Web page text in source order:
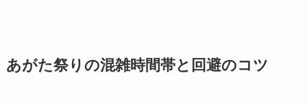
あがた祭りの混雑時間帯と回避のコツ